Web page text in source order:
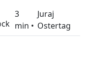
3
min •
Juraj
Ostertag